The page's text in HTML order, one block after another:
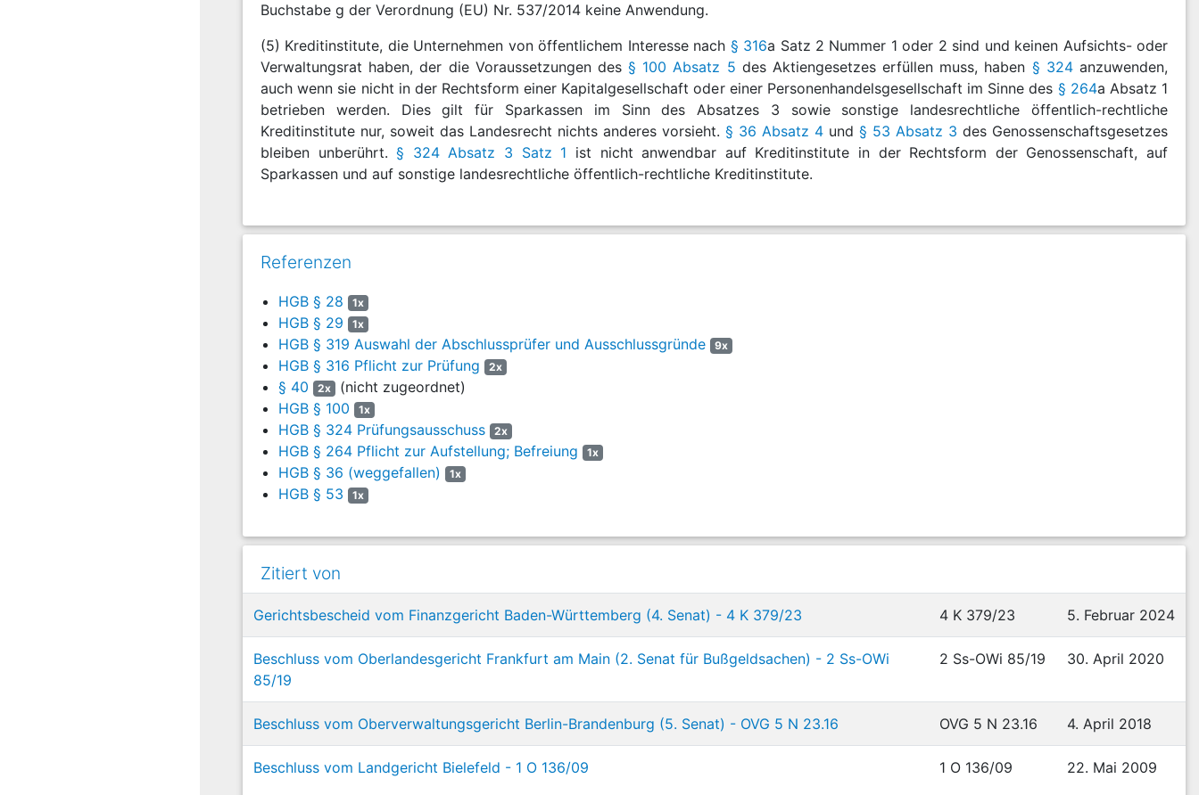
Buchstabe g der Verordnung (EU) Nr. 537/2014 keine Anwendung.
(5) Kreditinstitute, die Unternehmen von öffentlichem Interesse nach § 316a Satz 2 Nummer 1 oder 2 sind und keinen Aufsichts- oder
Verwaltungsrat haben, der die Voraussetzungen des§ 100 Absatz 5 des Aktiengesetzes erfüllen muss, haben § 324anzuwenden,
auch wenn sie nicht in der Rechtsform einer Kapitalgesellschaft oder einer Personenhandelsgesellschaft im Sinne des § 264a Absatz 1
betrieben werden. Dies gilt für Sparkassen im Sinn des Absatzes 3 sowie sonstige landesrechtliche öffentlich-rechtliche
Kreditinstitute nur, soweit das Landesrecht nichts anderes vorsieht. § 36 Absatz 4 und § 53 Absatz 3 des Genossenschaftsgesetzes
bleiben unberührt.§ 324 Absatz 3 Satz 1 ist nicht anwendbar auf Kreditinstitute in der Rechtsform der Genossenschaft, auf
Sparkassen und auf sonstige landesrechtliche öffentlich-rechtliche Kreditinstitute.
Referenzen
HGB § 28 1x
HGB § 29 1x
HGB § 319 Auswahl der Abschlussprüfer und Ausschlussgründe 9x
HGB § 316 Pflicht zur Prüfung 2x
§ 40 2x (nicht zugeordnet)
HGB § 100
1x
HGB § 324 Prüfungsausschuss 2x
HGB § 264 Pflicht zur Aufstellung; Befreiung 1x
HGB § 36 (weggefallen) 1x
HGB § 53 1x
Zitiert von
Gerichtsbescheid vom Finanzgericht Baden-Württemberg (4. Senat) - 4 K 379/23 4 K 379/23 5. Februar 2024
Beschluss vom Oberlandesgericht Frankfurt am Main (2. Senat für Bußgeldsachen) - 2 Ss-OWi
85/19
2 Ss-OWi 85/19 30. April 2020
Beschluss vom Oberverwaltungsgericht Berlin-Brandenburg (5. Senat) - OVG 5 N 23.16 OVG 5 N 23.16 4. April 2018
Beschluss vom Landgericht Bielefeld - 1 O 136/09 1 O 136/09 22. Mai 2009